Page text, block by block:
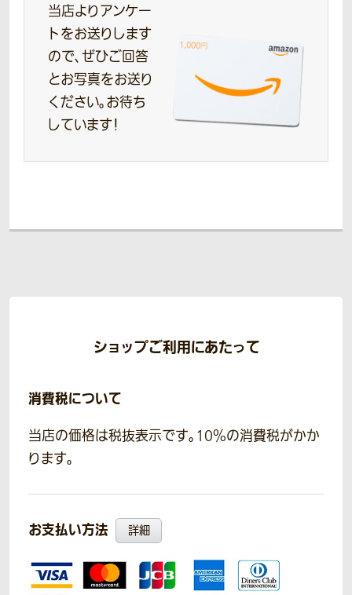
当店よりアンケー
トをお送りします
ので、ぜひご回答
とお写真をお送り
ください。お待ち
しています！
ショップご利用にあたって
消費税について
当店の価格は税抜表示です。10％の消費税がかか
ります。
お支払い方法 詳細